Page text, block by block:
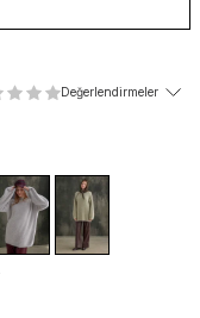
Değerlendirmeler